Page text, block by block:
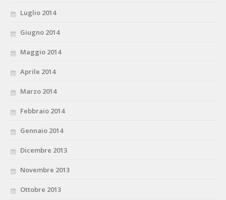
Luglio 2014
Giugno 2014
Maggio 2014
Aprile 2014
Marzo 2014
Febbraio 2014
Gennaio 2014
Dicembre 2013
Novembre 2013
Ottobre 2013